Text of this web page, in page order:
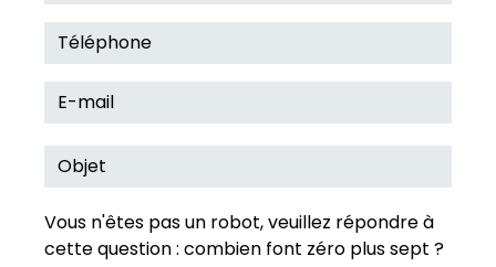
Vous n'êtes pas un robot, veuillez répondre à
cette question : combien font zéro plus sept ?